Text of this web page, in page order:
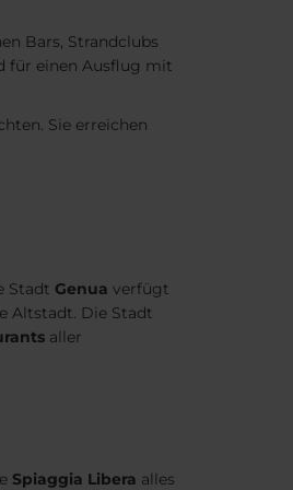
Bars, Strandclubs
für einen Ausflug mit
Sie erreichen
Stadt Genua verfügt
Altstadt. Die Stadt
aller
Spiaggia Libera alles